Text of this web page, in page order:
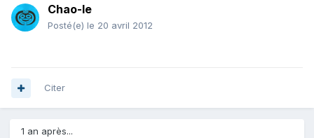
Chao-le
Posté(e) le 20 avril 2012
Citer
1 an après...